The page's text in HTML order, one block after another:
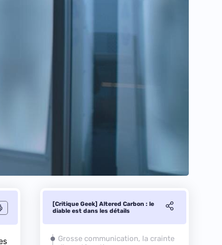
[Critique Geek] Altered Carbon : le
diable est dans les détails
Grosse communication, la crainte